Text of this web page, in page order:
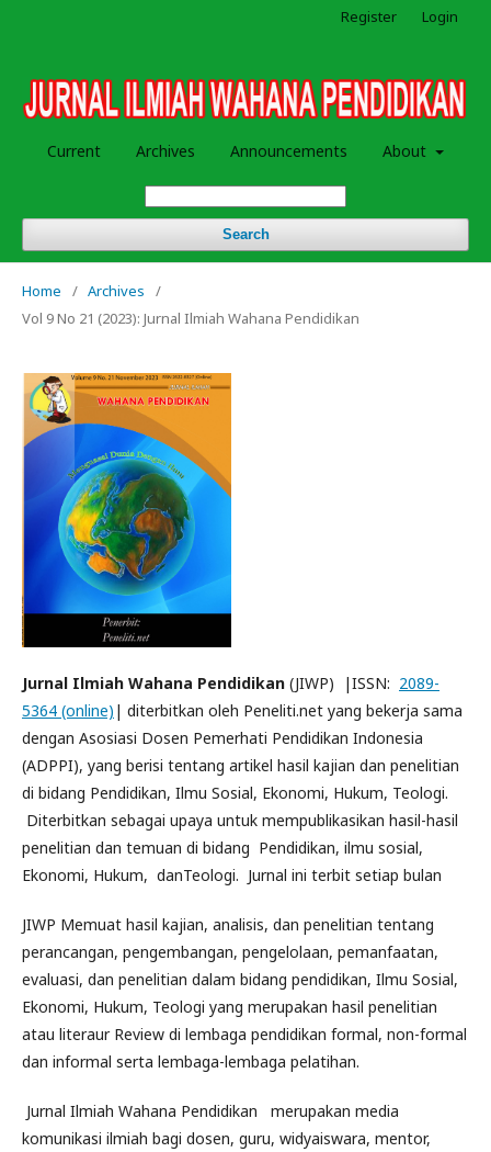
Current Archives Announcements About
Search
Register Login
Home / Archives
/
Vol 9 No 21 (2023): Jurnal Ilmiah Wahana Pendidikan
Jurnal Ilmiah Wahana Pendidikan (JIWP) |ISSN: 2089-
5364 (online) | diterbitkan oleh Peneliti.net yang bekerja sama
dengan Asosiasi Dosen Pemerhati Pendidikan Indonesia
(ADPPI), yang berisi tentang artikel hasil kajian dan penelitian
di bidang Pendidikan, Ilmu Sosial, Ekonomi, Hukum, Teologi.
Diterbitkan sebagai upaya untuk mempublikasikan hasil-hasil
penelitian dan temuan di bidang Pendidikan, ilmu sosial,
Ekonomi, Hukum, danTeologi. Jurnal ini terbit setiap bulan
JIWP Memuat hasil kajian, analisis, dan penelitian tentang
perancangan, pengembangan, pengelolaan, pemanfaatan,
evaluasi, dan penelitian dalam bidang pendidikan, Ilmu Sosial,
Ekonomi, Hukum, Teologi yang merupakan hasil penelitian
atau literaur Review di lembaga pendidikan formal, non-formal
dan informal serta lembaga-lembaga pelatihan.
Jurnal Ilmiah Wahana Pendidikan merupakan media
komunikasi ilmiah bagi dosen, guru, widyaiswara, mentor,